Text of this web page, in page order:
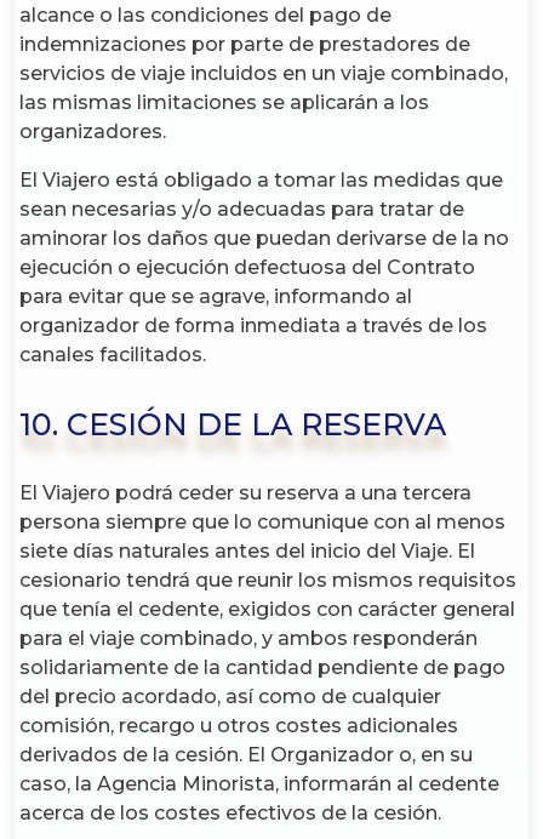
alcance o las condiciones del pago de
indemnizaciones por parte de prestadores de
servicios de viaje incluidos en un viaje combinado,
las mismas limitaciones se aplicarán a los
organizadores.
El Viajero está obligado a tomar las medidas que
sean necesarias y/o adecuadas para tratar de
aminorar los daños que puedan derivarse de la no
ejecución o ejecución defectuosa del Contrato
para evitar que se agrave, informando al
organizador de forma inmediata a través de los
canales facilitados.
10. CESIÓN DE LA RESERVA
El Viajero podrá ceder su reserva a una tercera
persona siempre que lo comunique con al menos
siete días naturales antes del inicio del Viaje. El
cesionario tendrá que reunir los mismos requisitos
que tenía el cedente, exigidos con carácter general
para el viaje combinado, y ambos responderán
solidariamente de la cantidad pendiente de pago
del precio acordado, así como de cualquier
comisión, recargo u otros costes adicionales
derivados de la cesión. El Organizador o, en su
caso, la Agencia Minorista, informarán al cedente
acerca de los costes efectivos de la cesión.